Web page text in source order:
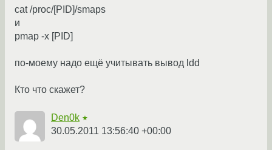
cat /proc/[PID]/smaps
и
pmap -x [PID]
по-моему надо ещё учитывать вывод ldd
Кто что скажет?
Den0k ★
30.05.2011 13:56:40 +00:00